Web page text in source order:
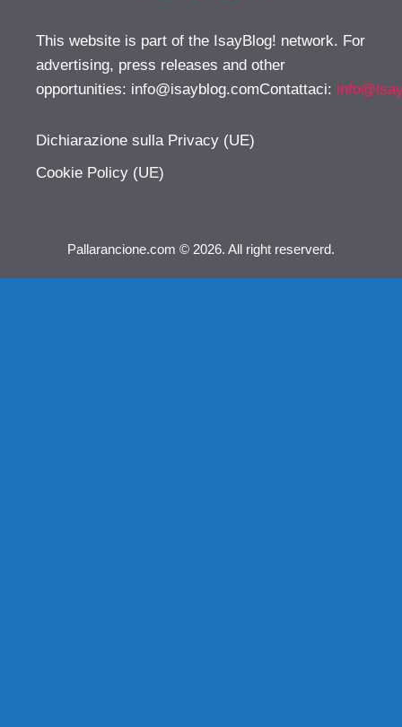
This website is part of the IsayBlog! network. For
advertising, press releases and other
opportunities: info@isayblog.comContattaci:
Dichiarazione sulla Privacy (UE)
Cookie Policy (UE)
Pallarancione.com © 2026. All right reserverd.